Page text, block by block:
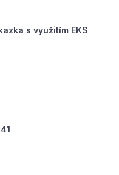
s využitím EKS